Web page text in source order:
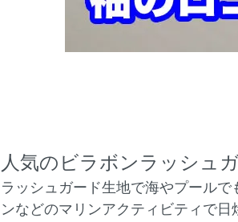
人気のビラボンラッシュガ
ラッシュガード生地で海やプール
ンなどのマリンアクティビティで